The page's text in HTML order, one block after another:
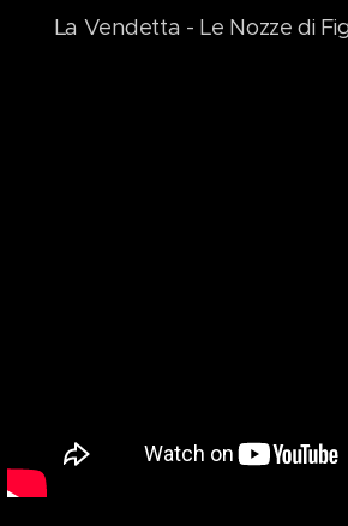
La Vendetta - Le Nozze di